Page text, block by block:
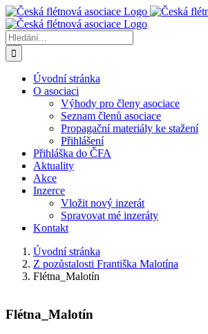
Přeskočit
na
obsah
Hledat:
Úvodní stránka
O asociaci
Výhody pro členy asociace
Seznam členů asociace
Propagační materiály ke stažení
Přihlášení
Přihláška do ČFA
Aktuality
Akce
Inzerce
Vložit nový inzerát
Spravovat mé inzeráty
Kontakt
Úvodní stránka
Z pozůstalosti Františka Malotína
Flétna_Malotín
Flétna_Malotín